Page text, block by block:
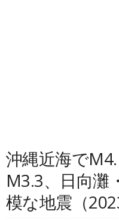
沖縄近海で
M3.3、日向灘
模な地震（